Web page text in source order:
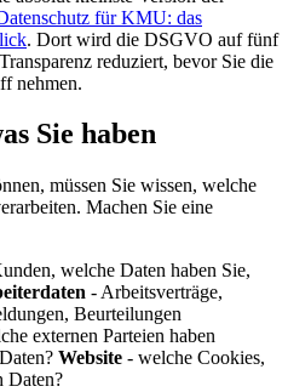
für KMU: das
. Dort wird die DSGVO auf fünf
reduziert, bevor Sie die
nehmen.
Sie haben
müssen Sie wissen, welche
Machen Sie eine
welche Daten haben Sie,
- Arbeitsverträge,
Beurteilungen
externen Parteien haben
Website - welche Cookies,
Daten?